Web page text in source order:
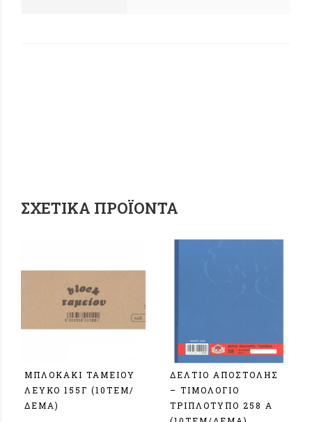
ΣΧΕΤΙΚΆ ΠΡΟΪΌΝΤΑ
ΜΠΛΟΚΑΚΙ ΤΑΜΕΙΟΥ
ΛΕΥΚΟ 155Γ (10TEM/
ΔΕΜΑ)
ΔΕΛΤΙΟ ΑΠΟΣΤΟΛΗΣ
– ΤΙΜΟΛΟΓΙΟ
ΤΡΙΠΛΟΤΥΠΟ 258 Α